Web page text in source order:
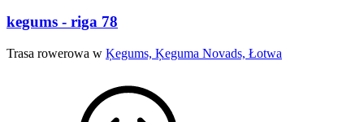
kegums - riga 78
Trasa rowerowa w Ķegums, Ķeguma Novads, Łotwa